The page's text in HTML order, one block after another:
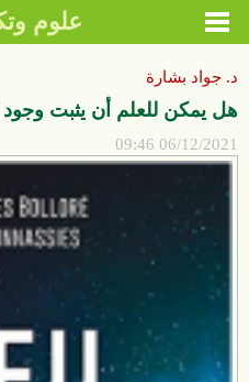
علوم
د. جواد بشارة
هل يمكن للعلم أن يثبت وجود
06/12/2021 09:46